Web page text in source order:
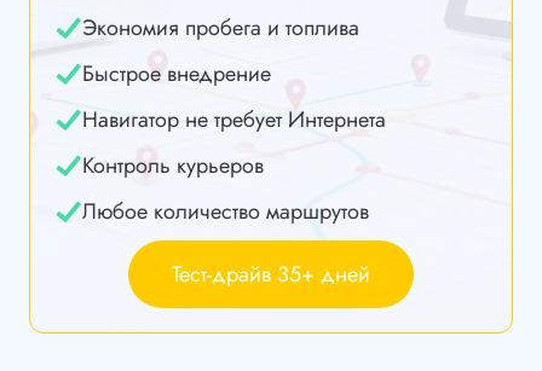
Экономия пробега и топлива
Быстрое внедрение
Навигатор не требует Интернета
Контроль курьеров
Любое количество маршрутов
Тест-драйв 35+ дней